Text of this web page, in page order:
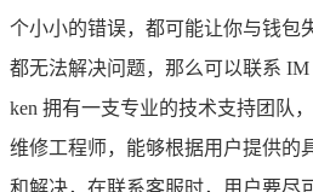
个小小的错误，都可能让你与钱包
都无法解决问题，那么可以联系
ken 拥有一支专业的技术支持团队
维修工程师，能够根据用户提供的
和解决，在联系客服时，用户要尽